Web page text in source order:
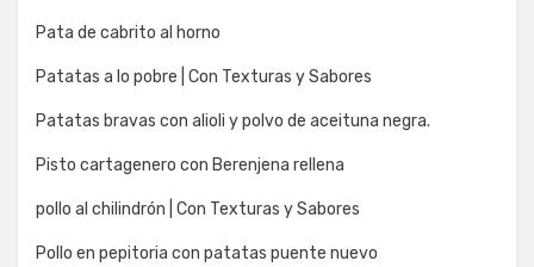
Pata de cabrito al horno
Patatas a lo pobre | Con Texturas y Sabores
Patatas bravas con alioli y polvo de aceituna negra.
Pisto cartagenero con Berenjena rellena
pollo al chilindrón | Con Texturas y Sabores
Pollo en pepitoria con patatas puente nuevo